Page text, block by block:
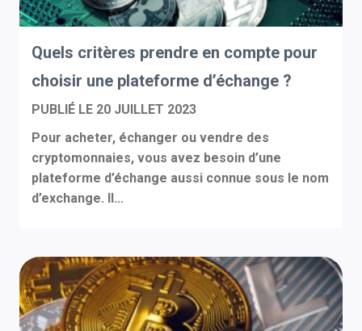
Quels critères prendre en compte pour
choisir une plateforme d’échange ?
PUBLIÉ LE 20 JUILLET 2023
Pour acheter, échanger ou vendre des
cryptomonnaies, vous avez besoin d’une
plateforme d’échange aussi connue sous le nom
d’exchange. Il...